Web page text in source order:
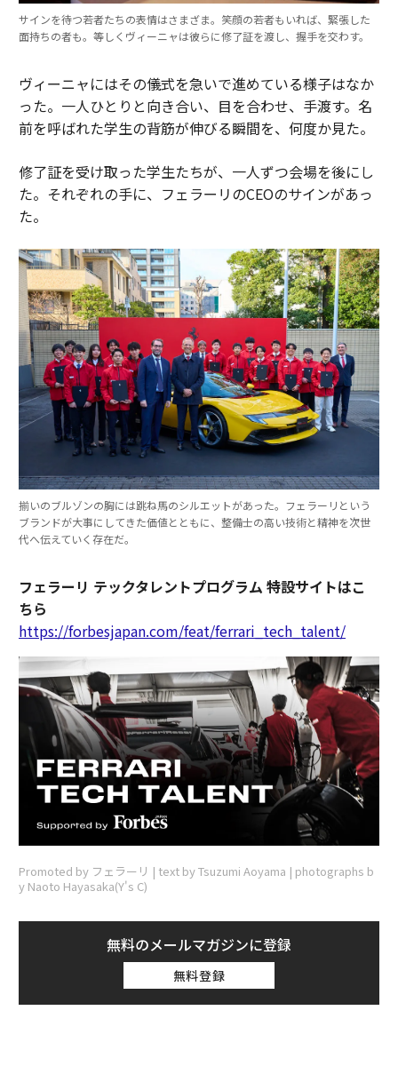
サインを待つ若者たちの表情はさまざま。笑顔の若者もいれば、緊張した
面持ちの者も。等しくヴィーニャは彼らに修了証を渡し、握手を交わす。
ヴィーニャにはその儀式を急いで進めている様子はなか
った。一人ひとりと向き合い、目を合わせ、手渡す。名
前を呼ばれた学生の背筋が伸びる瞬間を、何度か見た。
修了証を受け取った学生たちが、一人ずつ会場を後にし
た。それぞれの手に、フェラーリのCEOのサインがあっ
た。
揃いのブルゾンの胸には跳ね馬のシルエットがあった。フェラーリという
ブランドが大事にしてきた価値とともに、整備士の高い技術と精神を次世
代へ伝えていく存在だ。
フェラーリ テックタレントプログラム 特設サイトはこ
ちら
https://forbesjapan.com/feat/ferrari_tech_talent/
Promoted by フェラーリ | text by Tsuzumi Aoyama | photographs b
y Naoto Hayasaka(Y's C)
無料のメールマガジンに登録
無料登録